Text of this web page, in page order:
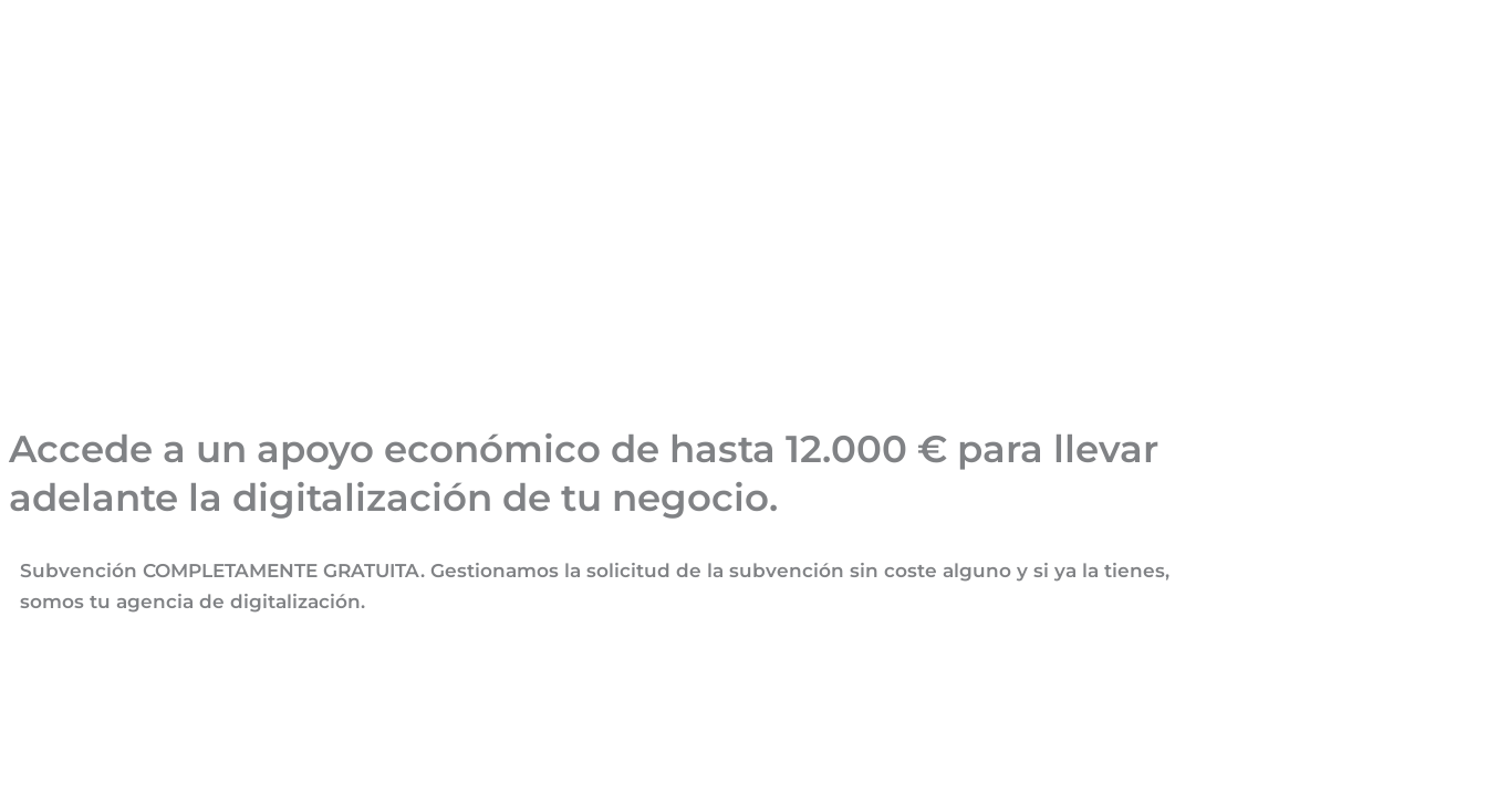
Accede a un apoyo económico de hasta 12.000 € para llevar
adelante la digitalización de tu negocio.
Subvención COMPLETAMENTE GRATUITA. Gestionamos la solicitud de la subvención sin coste alguno y si ya la tienes,
somos tu agencia de digitalización.